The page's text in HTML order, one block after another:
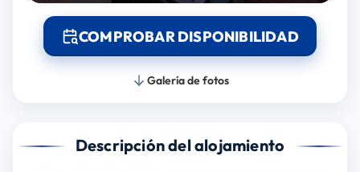
COMPROBAR DISPONIBILIDAD
Galería de fotos
Descripción del alojamiento